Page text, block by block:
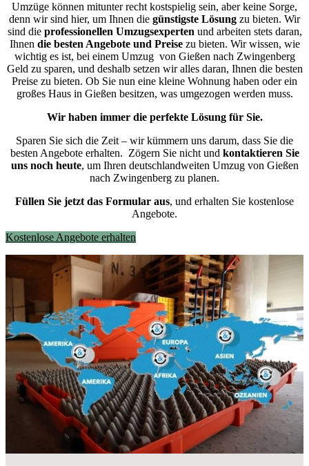
Umzüge können mitunter recht kostspielig sein, aber keine Sorge,
denn wir sind hier, um Ihnen die günstigste Lösung zu bieten. Wir
sind die professionellen Umzugsexperten und arbeiten stets daran,
Ihnen die besten Angebote und Preisezu bieten. Wir wissen, wie
wichtig es ist, bei einem Umzug von Gießen nach Zwingenberg
Geld zu sparen, und deshalb setzen wir alles daran, Ihnen die besten
Preise zu bieten. Ob Sie nun eine kleine Wohnung haben oder ein
großes Haus in Gießen besitzen, was umgezogen werden muss.
Wir haben immer die perfekte Lösung für Sie.
Sparen Sie sich die Zeit – wir kümmern uns darum, dass Sie die
besten Angebote erhalten. Zögern Sie nicht und kontaktieren Sie
uns noch heute, um Ihren deutschlandweiten Umzug von Gießen
nach Zwingenberg zu planen.
Füllen Sie jetzt das Formular aus, und erhalten Sie kostenlose
Angebote.
Kostenlose Angebote erhalten